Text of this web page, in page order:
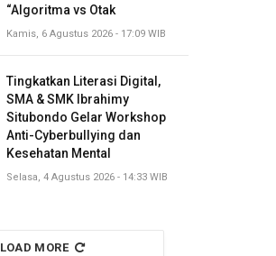
“Algoritma vs Otak
Kamis, 6 Agustus 2026 - 17:09 WIB
Tingkatkan Literasi Digital,
SMA & SMK Ibrahimy
Situbondo Gelar Workshop
Anti-Cyberbullying dan
Kesehatan Mental
Selasa, 4 Agustus 2026 - 14:33 WIB
LOAD MORE